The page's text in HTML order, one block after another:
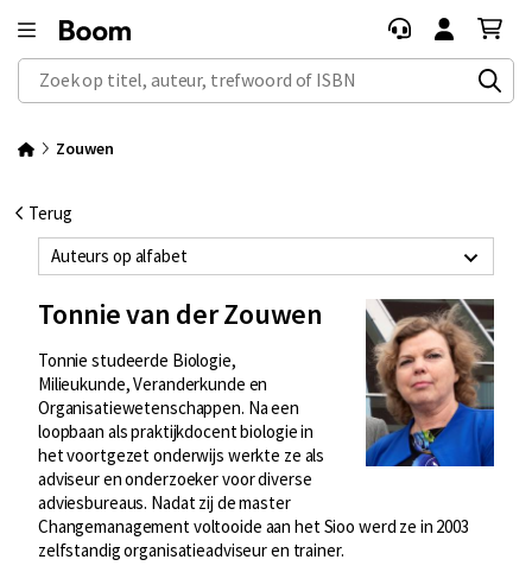
Zoek op titel, auteur, trefwoord of ISBN
Zouwen
Terug
Auteurs op alfabet
Tonnie van der Zouwen
Tonnie studeerde Biologie,
Milieukunde, Veranderkunde en
Organisatiewetenschappen. Na een
loopbaan als praktijkdocent biologie in
het voortgezet onderwijs werkte ze als
adviseur en onderzoeker voor diverse
adviesbureaus. Nadat zij de master
Changemanagement voltooide aan het Sioo werd ze in 2003
zelfstandig organisatieadviseur en trainer.